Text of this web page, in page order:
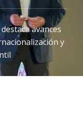
avances
y